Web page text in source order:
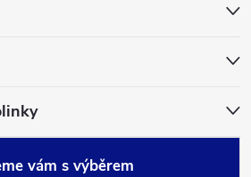
vám s výběrem